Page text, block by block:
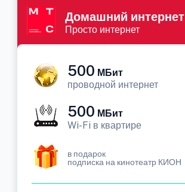
Домашний интернет
Просто интернет
500 МБит
проводной интернет
500 МБит
Wi-Fi в квартире
в подарок
подписка на кинотеатр КИОН